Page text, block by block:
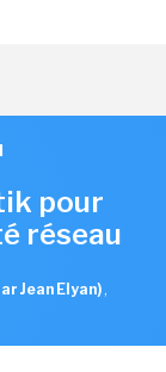
pour
réseau
Jean Elyan) ,